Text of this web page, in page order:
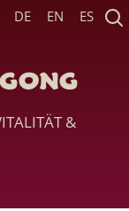
&
DE EN ES